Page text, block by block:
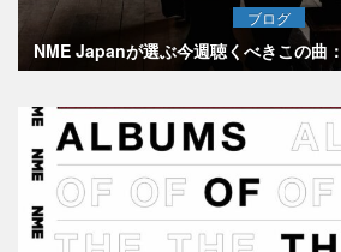
ブログ
NME Japanが選ぶ今週聴くべきこの曲